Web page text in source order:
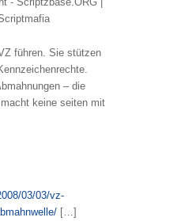
führen. Sie stützen
– die
keine seiten mit
03/03/vz-
[…]